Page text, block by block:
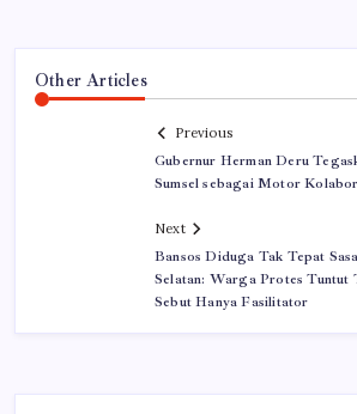
Other Articles
Previous
Gubernur Herman Deru
Sumsel sebagai Motor
Next
Bansos Diduga Tak Tepat
Selatan: Warga Protes Tuntut
Sebut Hanya Fasilitator